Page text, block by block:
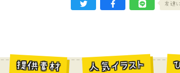
友達
提供素材 人気イラスト